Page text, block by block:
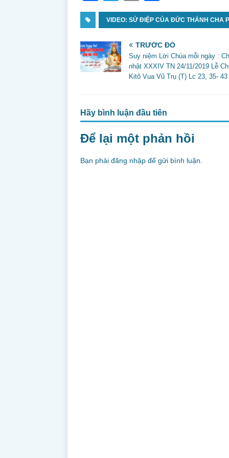
a
c
e
b
o
k
w
itt
er
m
ai
l
h
ar
e
VIDEO: SỨ ĐIỆP CỦA ĐỨC THÁNH CHA
TRƯỚC ĐÓ
Suy niệm Lời Chúa mỗi ngày :
nhật XXXIV TN 24/11/2019 Lễ
Kitô Vua Vũ Trụ (T) Lc 23, 35- 43
Hãy bình luận đầu tiên
Để lại một phản hồi
Bạn phải đăng nhập để gửi bình luận.